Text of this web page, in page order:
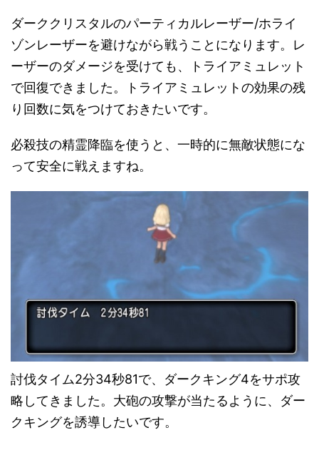
ダーククリスタルのパーティカルレーザー/ホライ
ゾンレーザーを避けながら戦うことになります。レ
ーザーのダメージを受けても、トライアミュレット
で回復できました。トライアミュレットの効果の残
り回数に気をつけておきたいです。
必殺技の精霊降臨を使うと、一時的に無敵状態にな
って安全に戦えますね。
討伐タイム2分34秒81で、ダークキング4をサポ攻
略してきました。大砲の攻撃が当たるように、ダー
クキングを誘導したいです。